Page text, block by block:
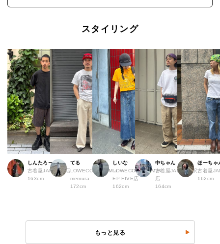
スタイリング
しんたろー
古着屋JAM 仙台店
163cm
てる
LOWECO by JAM a
memura
172cm
しいな
LOWECO by JAM H
EP FIVE店
162cm
中ちゃん
古着屋JAM 下北沢
店
164cm
ほーちゃ
古着屋
162cm
もっと見る